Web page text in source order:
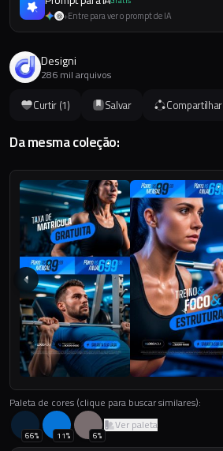
Da mesma coleção:
Curtir (1) Salvar Compartilhar
Paleta de cores (clique para buscar similares):
66% 11% 6%
Ver paleta
+Entre para ver o prompt de IA
Designi
286 mil arquivos